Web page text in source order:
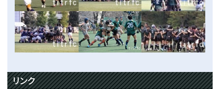
リンク